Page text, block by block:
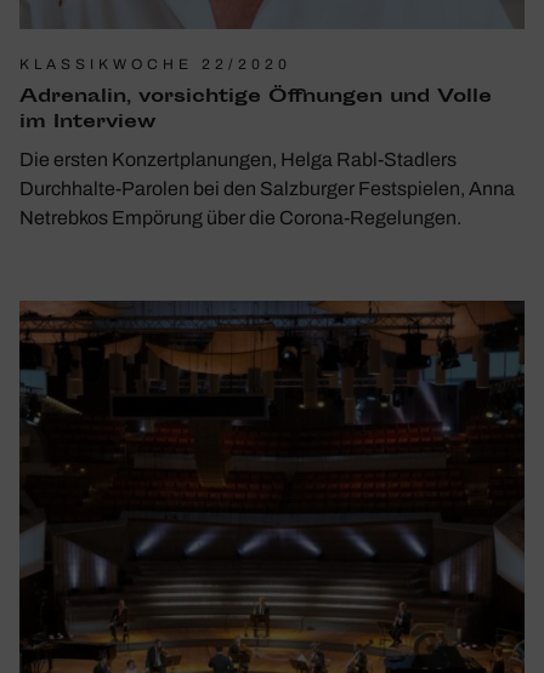
KLASSIKWOCHE 22/2020
Adre­nalin, vorsich­tige Öffnungen und Volle
im Inter­view
Die ersten Konzertplanungen, Helga Rabl-Stadlers
Durchhalte-Parolen bei den Salzburger Festspielen, Anna
Netrebkos Empörung über die Corona-Regelungen.